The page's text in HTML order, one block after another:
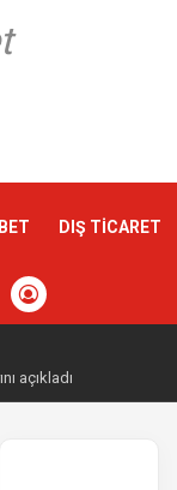
DIŞ TİCARET
açıkladı